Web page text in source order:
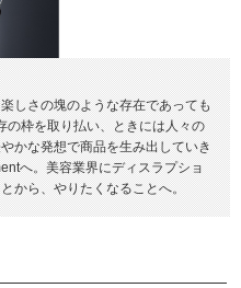
しさの塊のような存在であっても
の枠を取り払い、ときには人々の
かな発想で商品を生み出していき
へ。美容業界にディスラプショ
から、やりたくなることへ。